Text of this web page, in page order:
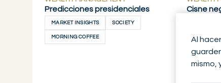
Predicciones presidenciales
MARKET INSIGHTS SOCIETY
MORNING COFFEE
Cisne
MORNING
Al
mismo,